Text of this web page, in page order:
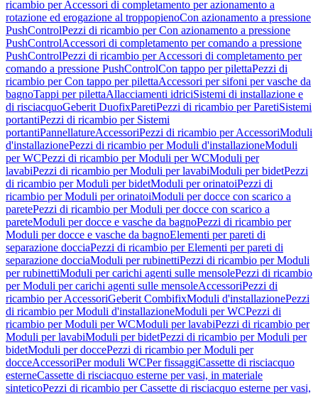
ricambio per Accessori di completamento per azionamento a
rotazione ed erogazione al troppopienoCon azionamento a pressione
PushControlPezzi di ricambio per Con azionamento a pressione
PushControlAccessori di completamento per comando a pressione
PushControlPezzi di ricambio per Accessori di completamento per
comando a pressione PushControlCon tappo per pilettaPezzi di
ricambio per Con tappo per pilettaAccessori per sifoni per vasche da
bagnoTappi per pilettaAllacciamenti idriciSistemi di installazione e
di risciacquoGeberit DuofixParetiPezzi di ricambio per ParetiSistemi
portantiPezzi di ricambio per Sistemi
portantiPannellatureAccessoriPezzi di ricambio per AccessoriModuli
d'installazionePezzi di ricambio per Moduli d'installazioneModuli
per WCPezzi di ricambio per Moduli per WCModuli per
lavabiPezzi di ricambio per Moduli per lavabiModuli per bidetPezzi
di ricambio per Moduli per bidetModuli per orinatoiPezzi di
ricambio per Moduli per orinatoiModuli per docce con scarico a
paretePezzi di ricambio per Moduli per docce con scarico a
pareteModuli per docce e vasche da bagnoPezzi di ricambio per
Moduli per docce e vasche da bagnoElementi per pareti di
separazione docciaPezzi di ricambio per Elementi per pareti di
separazione docciaModuli per rubinettiPezzi di ricambio per Moduli
per rubinettiModuli per carichi agenti sulle mensolePezzi di ricambio
per Moduli per carichi agenti sulle mensoleAccessoriPezzi di
ricambio per AccessoriGeberit CombifixModuli d'installazionePezzi
di ricambio per Moduli d'installazioneModuli per WCPezzi di
ricambio per Moduli per WCModuli per lavabiPezzi di ricambio per
Moduli per lavabiModuli per bidetPezzi di ricambio per Moduli per
bidetModuli per doccePezzi di ricambio per Moduli per
docceAccessoriPer moduli WCPer fissaggiCassette di risciacquo
esterneCassette di risciacquo esterne per vasi, in materiale
sinteticoPezzi di ricambio per Cassette di risciacquo esterne per vasi,